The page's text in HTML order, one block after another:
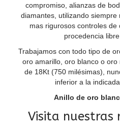
compromiso, alianzas de
diamantes, utilizando
mas rigurosos controles
procedencia
Trabajamos con todo tipo de
oro amarillo, oro blanco o
de 18Kt (750 milésimas),
inferior a la
Anillo de oro
Visita nuestras